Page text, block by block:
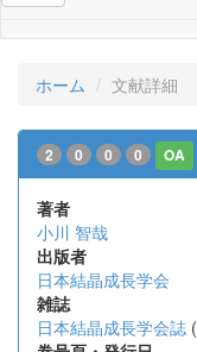
ホーム 文献詳細
2 0 0 0 OA
著者
小川 智哉
出版者
日本結晶成長学会
雑誌
日本結晶成長学会誌 (